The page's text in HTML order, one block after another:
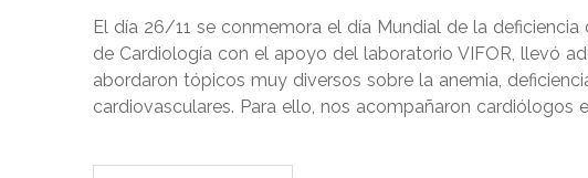
El día 26/11 se conmemora el día Mundial de la
de Cardiología con el apoyo del laboratorio VIFOR, llevó
abordaron tópicos muy diversos sobre la anemia,
cardiovasculares. Para ello, nos acompañaron cardiólogos